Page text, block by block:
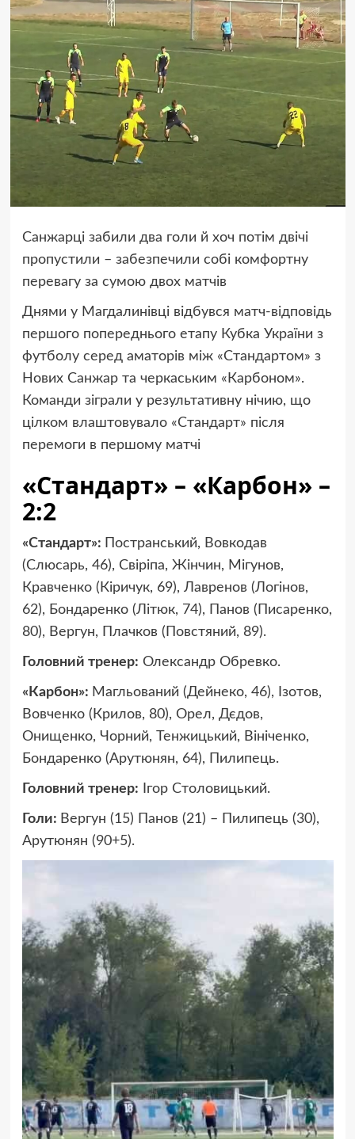
Санжарці забили два голи й хоч потім двічі
пропустили – забезпечили собі комфортну
перевагу за сумою двох матчів
Днями у Магдалинівці відбувся матч-відповідь
першого попереднього етапу Кубка України з
футболу серед аматорів між «Стандартом» з
Нових Санжар та черкаським «Карбоном».
Команди зіграли у результативну нічию, що
цілком влаштовувало «Стандарт» після
перемоги в першому матчі
«Стандарт» – «Карбон» –
2:2
«Стандарт»: Постранський, Вовкодав
(Слюсарь, 46), Свіріпа, Жінчин, Мігунов,
Кравченко (Кіричук, 69), Лавренов (Логінов,
62), Бондаренко (Літюк, 74), Панов (Писаренко,
80), Вергун, Плачков (Повстяний, 89).
Головний тренер: Олександр Обревко.
«Карбон»: Магльований (Дейнеко, 46), Ізотов,
Вовченко (Крилов, 80), Орел, Дєдов,
Онищенко, Чорний, Тенжицький, Вініченко,
Бондаренко (Арутюнян, 64), Пилипець.
Головний тренер: Ігор Столовицький.
Голи: Вергун (15) Панов (21) – Пилипець (30),
Арутюнян (90+5).